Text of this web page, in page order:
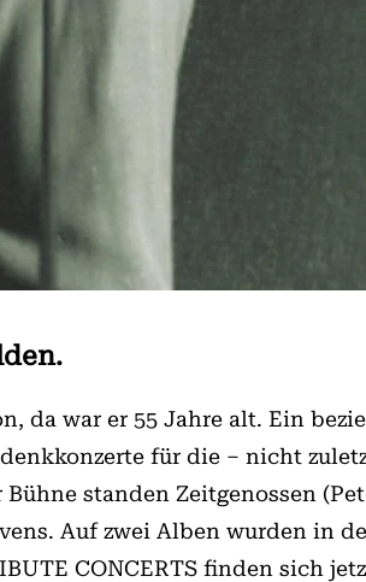
da war er 55 Jahre alt. Ein
für die – nicht
standen Zeitgenossen
Auf zwei Alben wurden in
CON­CERTS finden sich